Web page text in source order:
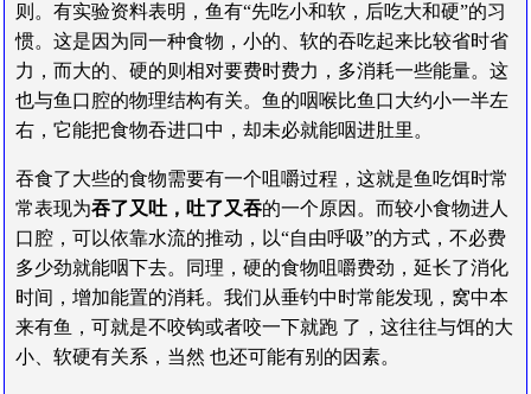
则。有实验资料表明，鱼有“先吃小和软，后吃大和硬”的习
惯。这是因为同一种食物，小的、软的吞吃起来比较省时省
力，而大的、硬的则相对要费时费力，多消耗一些能量。这
也与鱼口腔的物理结构有关。鱼的咽喉比鱼口大约小一半左
右，它能把食物吞进口中，却未必就能咽进肚里。
吞食了大些的食物需要有一个咀嚼过程，这就是鱼吃饵时常
常表现为吞了又吐，吐了又吞的一个原因。而较小食物进人
口腔，可以依靠水流的推动，以“自由呼吸”的方式，不必费
多少劲就能咽下去。同理，硬的食物咀嚼费劲，延长了消化
时间，增加能置的消耗。我们从垂钓中时常能发现，窝中本
来有鱼，可就是不咬钩或者咬一下就跑 了，这往往与饵的大
小、软硬有关系，当然 也还可能有别的因素。